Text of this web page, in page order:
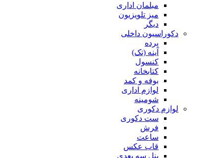
مبلمان اداری
میز تلویزیون
دیگر
دکوراسیون داخلی
پرده
آینه (تک)
کنسول
کتابخانه
بوفه و کمد
لوازم اداری
شومینه
لوازم دکوری
ست دکوری
فرش
ساعت
قاب عکس
پنل سه بعدی